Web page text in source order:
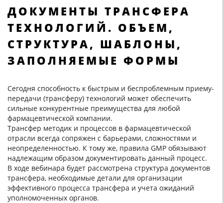
ДОКУМЕНТЫ ТРАНСФЕРА
ТЕХНОЛОГИЙ. ОБЪЕМ,
СТРУКТУРА, ШАБЛОНЫ,
ЗАПОЛНЯЕМЫЕ ФОРМЫ
Сегодня способность к быстрым и беспроблемным приему-
передачи (трансферу) технологий может обеспечить
сильные конкурентные преимущества для любой
фармацевтической компании.
Трансфер методик и процессов в фармацевтической
отрасли всегда сопряжен с барьерами, сложностями и
неопределенностью. К тому же, правила GMP обязывают
надлежащим образом документировать данный процесс.
В ходе вебинара будет рассмотрена структура документов
трансфера, необходимые детали для организации
эффективного процесса трансфера и учета ожиданий
уполномоченных органов.